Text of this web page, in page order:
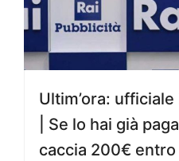
Ultim’ora: ufficiale
| Se lo hai già
caccia 200€